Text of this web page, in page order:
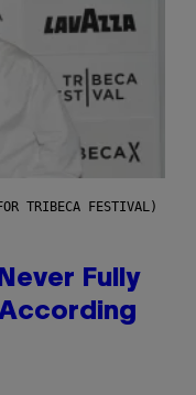
TRIBECA FESTIVAL)
Fully